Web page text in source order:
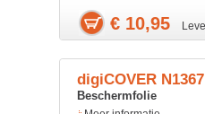
€ 10,95
digiCOVER
Beschermfolie